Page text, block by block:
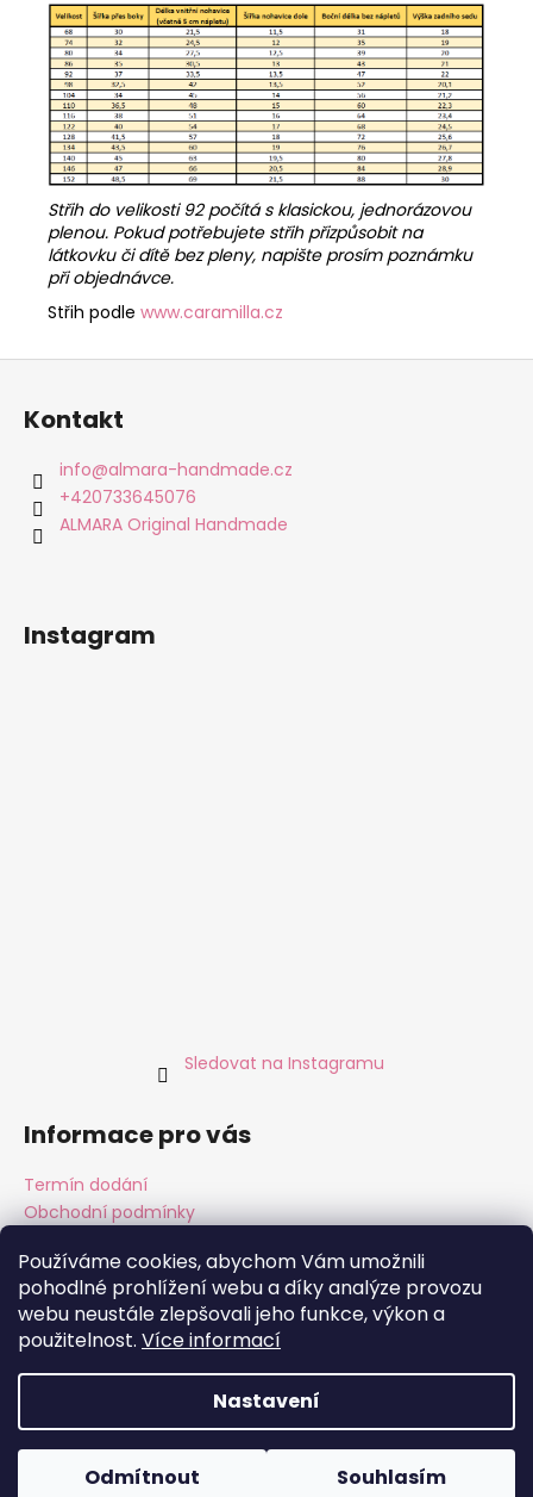
Používáme cookies, abychom Vám umožnili
pohodlné prohlížení webu a díky analýze provozu
webu neustále zlepšovali jeho funkce, výkon a
použitelnost. Více informací
Nastavení
Odmítnout Souhlasím
Střih do velikosti 92 počítá s klasickou, jednorázovou
plenou. Pokud potřebujete střih přizpůsobit na
látkovku či dítě bez pleny, napište prosím poznámku
při objednávce.
Střih podle www.caramilla.cz
Z
Kontakt
info@almara-handmade.cz
+420733645076
ALMARA Original Handmade
Instagram
Sledovat na Instagramu
Informace pro vás
Termín dodání
Obchodní podmínky
Instagram Facebook
Copyright 2026ALMARA Original Handmade. Všechna
práva vyhrazena.